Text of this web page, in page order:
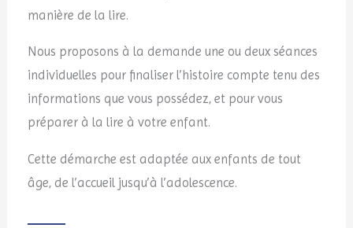
manière de la lire.
Nous proposons à la demande une ou deux séances
individuelles pour finaliser l’histoire compte tenu des
informations que vous possédez, et pour vous
préparer à la lire à votre enfant.
Cette démarche est adaptée aux enfants de tout
âge, de l’accueil jusqu’à l’adolescence.